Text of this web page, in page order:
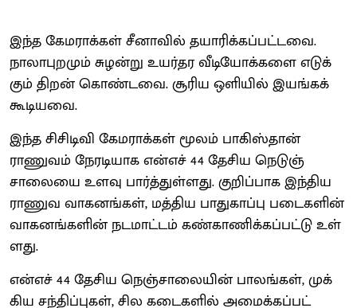
இந்த கேம​ராக்​கள் சீனா​வில் தயாரிக்​கப்​பட்​ட​வை.
நாலாபுற​மும் சுழன்று உயர்தர வீடியோக்​களை எடுக்​
கும் திறன் கொண்​ட​வை. சூரிய ஒளி​யில் இயங்​கக்​
கூடிய​வை.
இந்த சிசிடிவி கேம​ராக்​கள் மூலம் பாகிஸ்​தான்
ராணுவம் நேரடி​யாக என்​எச் 44 தேசிய நெடுஞ்​
சாலையை உளவு பார்த்​துள்ளது. குறிப்​பாக இந்​திய
ராணுவ வாக​னங்​கள், மத்​திய பாது​காப்பு படைகளின்
வாக​னங்​களின் நடமாட்​டம் கண்​காணிக்​கப்​பட்டு உள்​
ளது.
என்​எச் 44 தேசிய நெஞ்​சாலை​யின் பாலங்​கள், முக்​
கிய சந்​திப்​பு​கள், சில கடைகளில் அமைக்​கப்​பட்​